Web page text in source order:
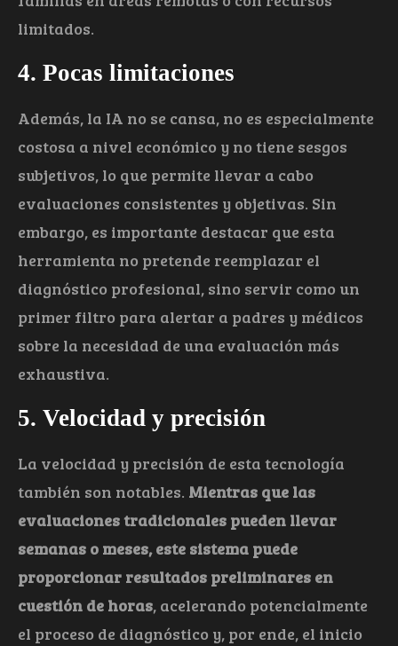
limitados.
4. Pocas limitaciones
Además, la IA no se cansa, no es especialmente
costosa a nivel económico y no tiene sesgos
subjetivos, lo que permite llevar a cabo
evaluaciones consistentes y objetivas. Sin
embargo, es importante destacar que esta
herramienta no pretende reemplazar el
diagnóstico profesional, sino servir como un
primer filtro para alertar a padres y médicos
sobre la necesidad de una evaluación más
exhaustiva.
5. Velocidad y precisión
La velocidad y precisión de esta tecnología
también son notables. Mientras que las
evaluaciones tradicionales pueden llevar
semanas o meses, este sistema puede
proporcionar resultados preliminares en
cuestión de horas, acelerando potencialmente
el proceso de diagnóstico y, por ende, el inicio